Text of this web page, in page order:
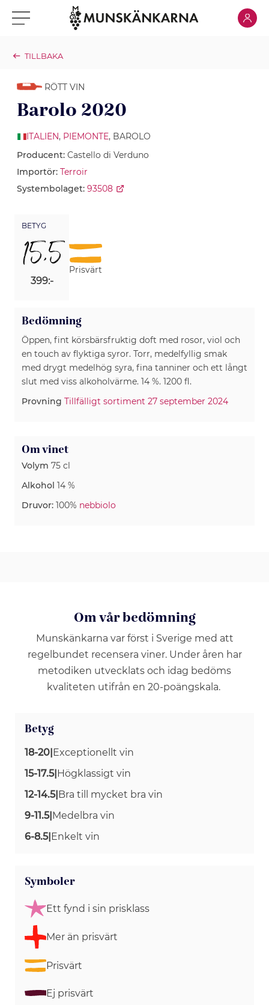
Klicka för meny Klicka
TILLBAKA
RÖTT VIN
Barolo 2020
ITALIEN, PIEMONTE, BAROLO
Producent: Castello di Verduno
Importör: Terroir
Systembolaget: 93508
BETYG
15,5
399:-
Prisvärt
Bedömning
Öppen, fint körsbärsfruktig doft med rosor, viol och
en touch av flyktiga syror. Torr, medelfyllig smak
med drygt medelhög syra, fina tanniner och ett långt
slut med viss alkoholvärme. 14 %. 1200 fl.
Provning Tillfälligt sortiment 27 september 2024
Om vinet
Volym 75 cl
Alkohol 14 %
Druvor: 100% nebbiolo
Om vår bedömning
Munskänkarna var först i Sverige med att
regelbundet recensera viner. Under åren har
metodiken utvecklats och idag bedöms
kvaliteten utifrån en 20-poängskala.
Betyg
18-20 Exceptionellt vin
15-17.5| Högklassigt vin
12-14.5| Bra till mycket bra vin
9-11.5| Medelbra vin
6-8.5| Enkelt vin
Symboler
Ett fynd i sin prisklass
Mer än prisvärt
Prisvärt
Ej prisvärt